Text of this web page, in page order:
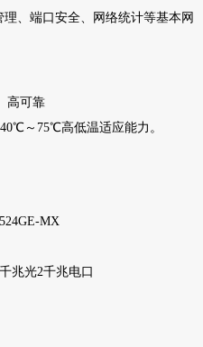
理、端口安全、网络统计等基本网
高可靠
℃～ 75℃高低温适应能力。
MX
千兆光2千兆电口